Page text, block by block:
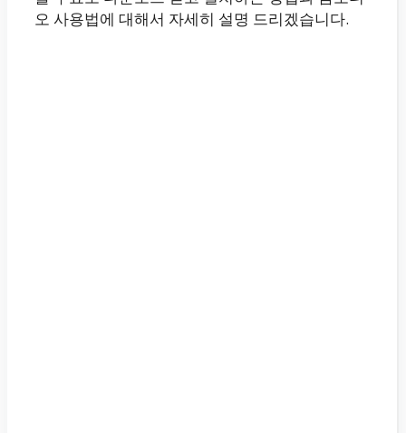
오 사용법에 대해서 자세히 설명 드리겠습니다.